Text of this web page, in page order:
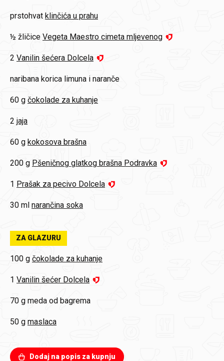
prstohvat klinčića u prahu
½ žličice Vegeta Maestro cimeta mljevenog
2 Vanilin šećera Dolcela
naribana korica limuna i naranče
60 g čokolade za kuhanje
2 jaja
60 g kokosova brašna
200 g Pšeničnog glatkog brašna Podravka
1 Prašak za pecivo Dolcela
30 ml narančina soka
ZA GLAZURU
100 g čokolade za kuhanje
1 Vanilin šećer Dolcela
70 g meda od bagrema
50 g maslaca
Dodaj na popis za kupnju